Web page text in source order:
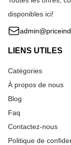
disponibles ici!
LIENS UTILES
Catégories
À propos de nous
Blog
Faq
Contactez-nous
Politique de